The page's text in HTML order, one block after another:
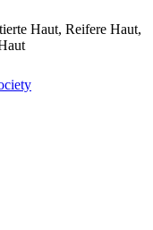
Haut, Reifere Haut,